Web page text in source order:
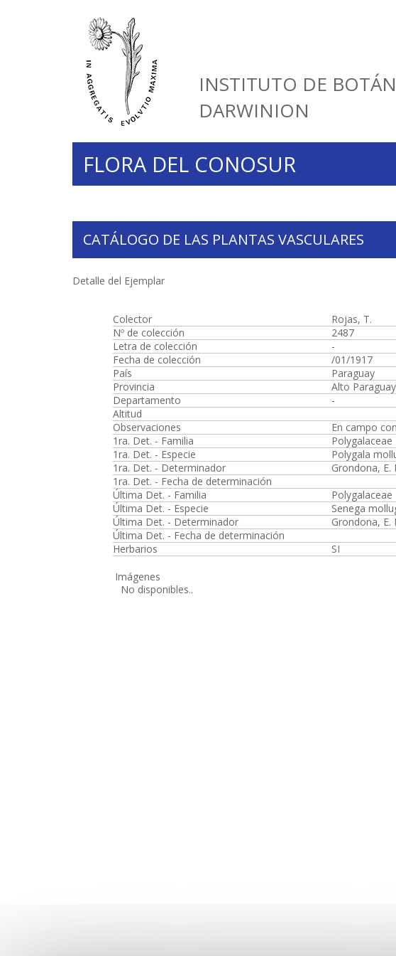
INSTITUTO DE
DARWINION
FLORA DEL CONOSUR
CATÁLOGO DE LAS PLANTAS VASCULARES
Detalle del Ejemplar
Colector
Rojas, T.
Nº de colección
2487
Letra de colección
-
Fecha de colección
/01/1917
País
Paraguay
Provincia
Alto Paraguay
Departamento
-
Altitud
Observaciones
En campo
1ra. Det. - Familia
Polygalaceae
1ra. Det. - Especie
Polygala
1ra. Det. - Determinador
Grondona, E.
1ra. Det. - Fecha de determinación
Última Det. - Familia
Polygalaceae
Última Det. - Especie
Senega
Última Det. - Determinador
Grondona, E.
Última Det. - Fecha de determinación
Herbarios
SI
Imágenes
No disponibles..